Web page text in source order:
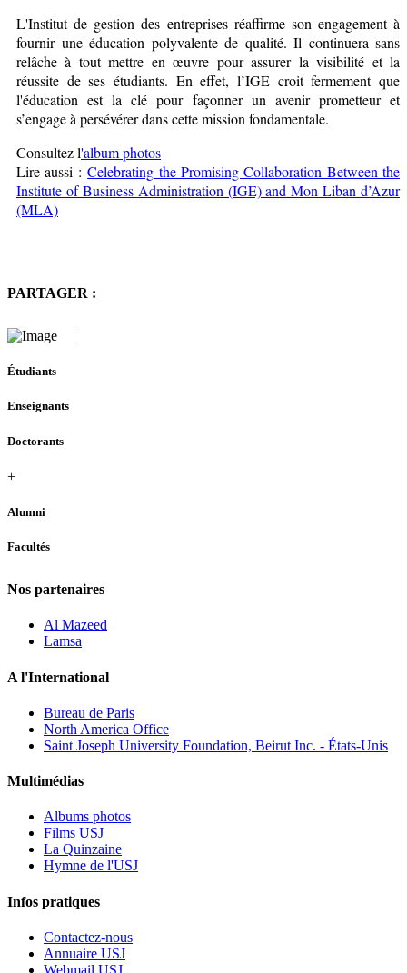
L'Institut de gestion des entreprises réaffirme son engagement à
fournir une éducation polyvalente de qualité. Il continuera sans
relâche à tout mettre en œuvre pour assurer la visibilité et la
réussite de ses étudiants. En effet, l’IGE croit fermement que
l'éducation est la clé pour façonner un avenir prometteur et
s’engage à persévérer dans cette mission fondamentale.
Consultez l'album photos
Lire aussi :Celebrating the Promising Collaboration Between the
Institute of Business Administration (IGE) and Mon Liban d’Azur
(MLA)
PARTAGER :
Étudiants
Enseignants
Doctorants
+
Alumni
Facultés
Nos partenaires
Al Mazeed
Lamsa
A l'International
Bureau de Paris
North America Office
Saint Joseph University Foundation, Beirut Inc. - États-Unis
Multimédias
Albums photos
Films USJ
La Quinzaine
Hymne de l'USJ
Infos pratiques
Contactez-nous
Annuaire USJ
Webmail USJ